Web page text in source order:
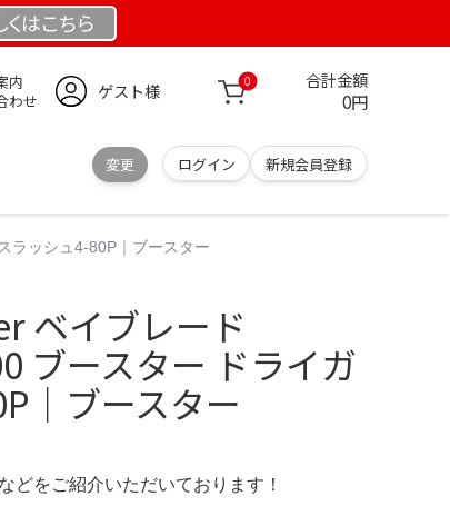
くはこちら
内
わせ
ゲスト様 0 合計金額
0円
変更 ログイン 新規会員登録
ラッシュ4-80P｜ブースター
ベイブレード
ブースター ドライガ
｜ブースター
どをご紹介いただいております！